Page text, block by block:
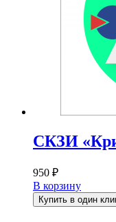
СКЗИ
950 ₽
В корзину
Купить в один